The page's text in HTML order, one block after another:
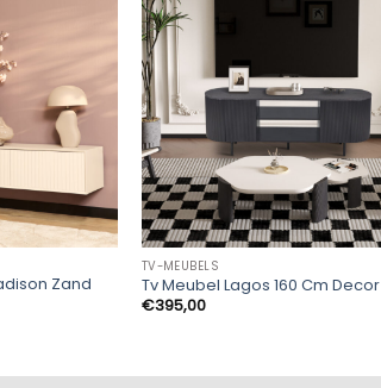
Zand
TV-MEUBELS
Tv Meubel Lagos 160 Cm Decor
€395,00